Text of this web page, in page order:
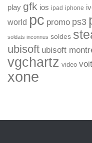
play gfk ios ipad iphone
world pc promo ps3
soldats inconnus soldes
ubisoft ubisoft
vgchartz video
xone